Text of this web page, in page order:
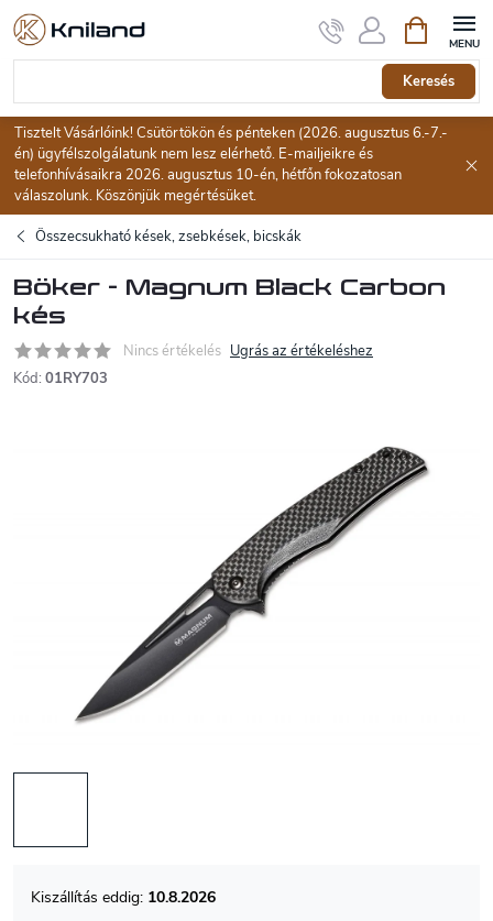
Ugrás
tartalomhoz
Keresés
Tisztelt Vásárlóink! Csütörtökön és pénteken (2026. augusztus 6.-7.-
én) ügyfélszolgálatunk nem lesz elérhető. E-mailjeikre és
telefonhívásaikra 2026. augusztus 10-én, hétfőn fokozatosan
válaszolunk. Köszönjük megértésüket.
Összecsukható kések, zsebkések, bicskák
Böker - Magnum Black Carbon
kés
Nincs értékelés Ugrás az értékeléshez
Kód: 01RY703
10.8.2026